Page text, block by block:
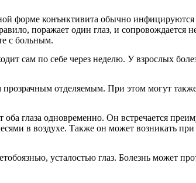
форме конънктивита обычно инфицируются
поражает один глаз, и сопровождается
с больным.
сам по себе через неделю. У взрослых
отделяемым. При этом могут
оба глаза одновременно. Он встречается
в воздухе. Также он может возникать при
усталостью глаз. Болезнь может